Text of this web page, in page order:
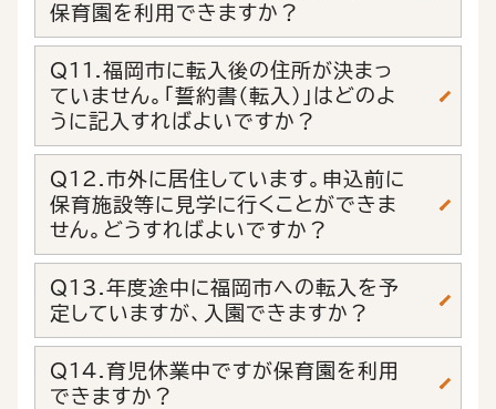
保育園を利用できますか？
Q11.福岡市に転入後の住所が決まっ
ていません。「誓約書（転入）」はどのよ
うに記入すればよいですか？
Q12.市外に居住しています。申込前に
保育施設等に見学に行くことができま
せん。どうすればよいですか？
Q13.年度途中に福岡市への転入を予
定していますが、入園できますか？
Q14.育児休業中ですが保育園を利用
できますか？